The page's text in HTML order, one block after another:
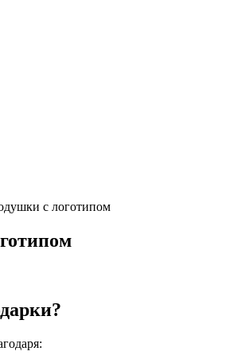
с логотипом